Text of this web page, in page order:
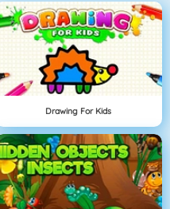
Drawing For Kids